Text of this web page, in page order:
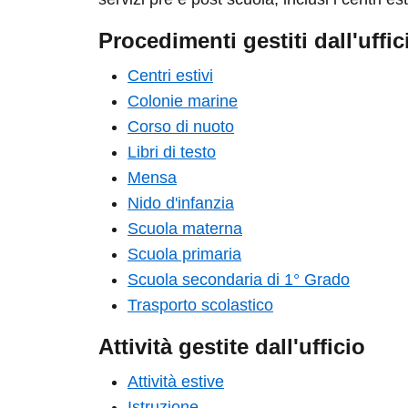
Procedimenti gestiti
Centri estivi
Colonie marine
Corso di nuoto
Libri di testo
Mensa
Nido d'infanzia
Scuola materna
Scuola primaria
Scuola secondaria di 1° Grado
Trasporto scolastico
Attività gestite dall'ufficio
Attività estive